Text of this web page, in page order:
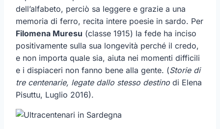
dell’alfabeto, perciò sa leggere e grazie a una
memoria di ferro, recita intere poesie in sardo. Per
Filomena Muresu (classe 1915) la fede ha inciso
positivamente sulla sua longevità perché il credo,
e non importa quale sia, aiuta nei momenti difficili
e i dispiaceri non fanno bene alla gente. (Storie di
tre centenarie, legate dallo stesso destino di Elena
Pisuttu, Luglio 2016).